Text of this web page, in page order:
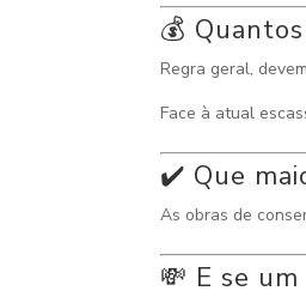
💰
Regra geral,
Face à atual
✔️ Que
As obras de
💸 E se